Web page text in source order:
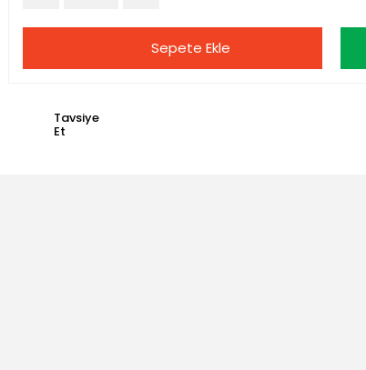
Sepete Ekle
Tavsiye
Et